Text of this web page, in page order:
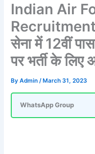
Indian Air
Recruitment
सेना में 12वीं
पर भर्ती के
ByAdmin/ March 31, 2023
WhatsApp Group